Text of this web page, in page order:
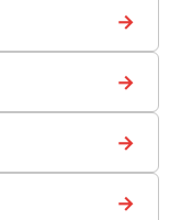
→
→
→
→